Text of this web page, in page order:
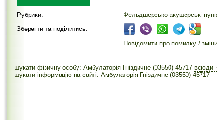
Рубрики:
Фельдшерсько-акушерські
Зберегти та поділитись:
Повідомити про помилку / зміни
шукати фізичну особу: Амбулаторія Гніздичне (03550) 45717 всюди
шукати інформацію на сайті: Амбулаторія Гніздичне (03550) 45717